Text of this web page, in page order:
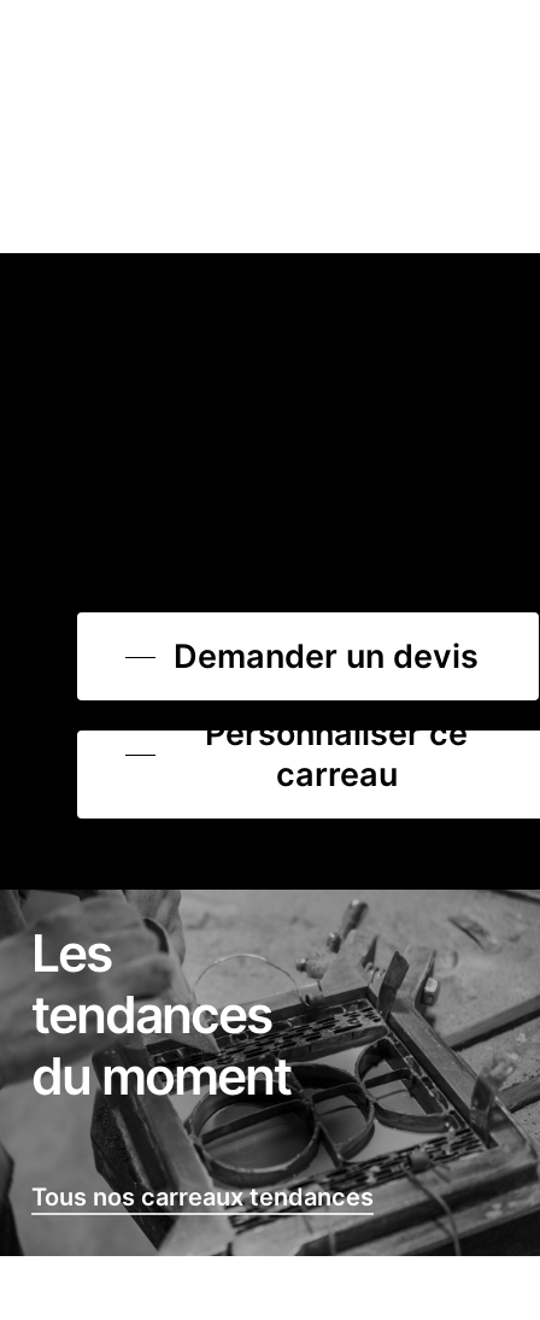
Demander un devis
Personnaliser ce
carreau
Les
tendances
du moment
Tous nos carreaux tendances